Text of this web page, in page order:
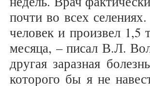
почти во всех
человек и произвел
месяца, – писал В.Л.
другая заразная
которого бы я не